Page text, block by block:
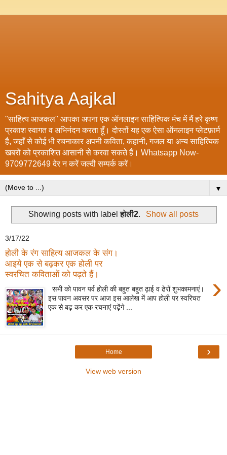
Sahitya Aajkal
"साहित्य आजकल" आपका अपना एक ऑनलाइन साहित्यिक मंच में मैं हरे कृष्ण
प्रकाश स्वागत व अभिनंदन करता हूँ। दोस्तों यह एक ऐसा ऑनलाइन प्लेटफ़ार्म
है, जहाँ से कोई भी रचनाकार अपनी कविता, कहानी, गजल या अन्य साहित्यिक
खबरों को प्रकाशित आसानी से करवा सकते हैं। Whatsapp Now-
9709772649 देर न करें जल्दी सम्पर्क करें।
▼
Showing posts with labelहोली2. Show all posts
3/17/22
होली के रंग साहित्य आजकल के संग।
आइये एक से बढ़कर एक होली पर
स्वरचित कविताओं को पढ़ते हैं।
›
सभी को पावन पर्व होली की बहुत बहुत ढ़ाई व ढेरों शुभकामनाएं।
इस पावन अवसर पर आज इस आलेख में आप होली पर स्वरिचत
एक से बढ़ कर एक रचनाएं पढ़ेंगे ...
›
Home
View web version